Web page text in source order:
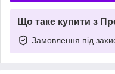
Що таке купити з
Замовлення під